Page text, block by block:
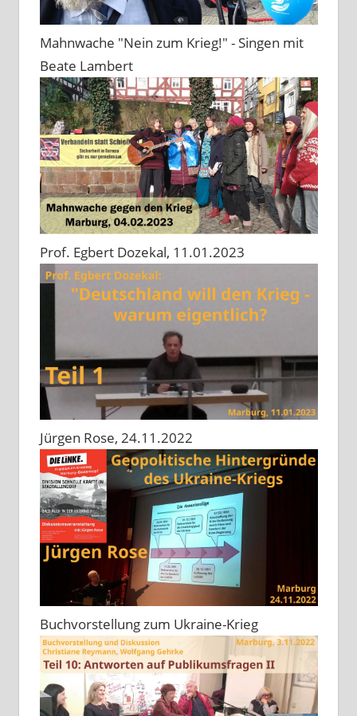
Mahnwache "Nein zum Krieg!" - Singen mit
Beate Lambert
Prof. Egbert Dozekal, 11.01.2023
Jürgen Rose, 24.11.2022
Buchvorstellung zum Ukraine-Krieg